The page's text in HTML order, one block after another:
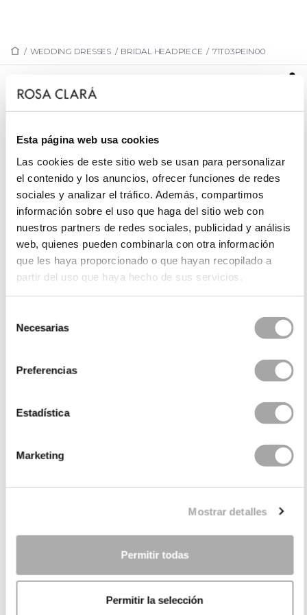
Esta página web usa cookies
Las cookies de este sitio web se usan para personalizar
el contenido y los anuncios, ofrecer funciones de redes
sociales y analizar el tráfico. Además, compartimos
información sobre el uso que haga del sitio web con
nuestros partners de redes sociales, publicidad y análisis
web, quienes pueden combinarla con otra información
que les haya proporcionado o que hayan recopilado a
partir del uso que haya hecho de sus servicios.
Necesarias
Preferencias
Estadística
Marketing
Mostrar detalles
Permitir todas
Permitir la selección
/ WEDDING DRESSES / BRIDAL HEADPIECE / 71T03PEIN00
71T03PEIN00
leaves, with glass bead embellishments.
REQUEST AN APPOINTMENT
NEED SOME HELP?
COMPANY